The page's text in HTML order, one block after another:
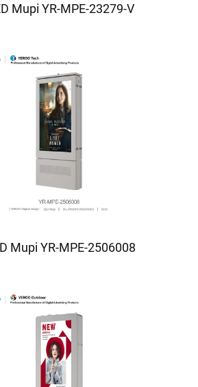
Mupi YR-MPE-23279-V
Mupi YR-MPE-2506008